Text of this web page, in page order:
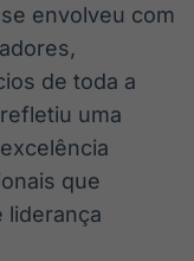
envolveu com
de toda a
uma
que
liderança